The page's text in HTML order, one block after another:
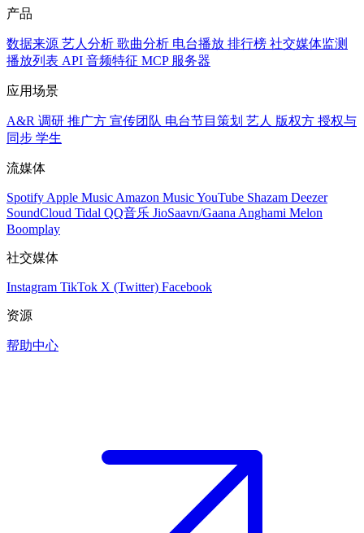
产品
数据来源 艺人分析 歌曲分析 电台播放 排行榜 社交媒体监测
播放列表 API 音频特征 MCP 服务器
应用场景
A&R 调研 推广方 宣传团队 电台节目策划 艺人 版权方 授权与
同步 学生
流媒体
Spotify Apple Music Amazon MusicYouTube Shazam Deezer
SoundCloud Tidal QQ音乐 JioSaavn/Gaana Anghami Melon
Boomplay
社交媒体
Instagram TikTok X (Twitter) Facebook
资源
帮助中心